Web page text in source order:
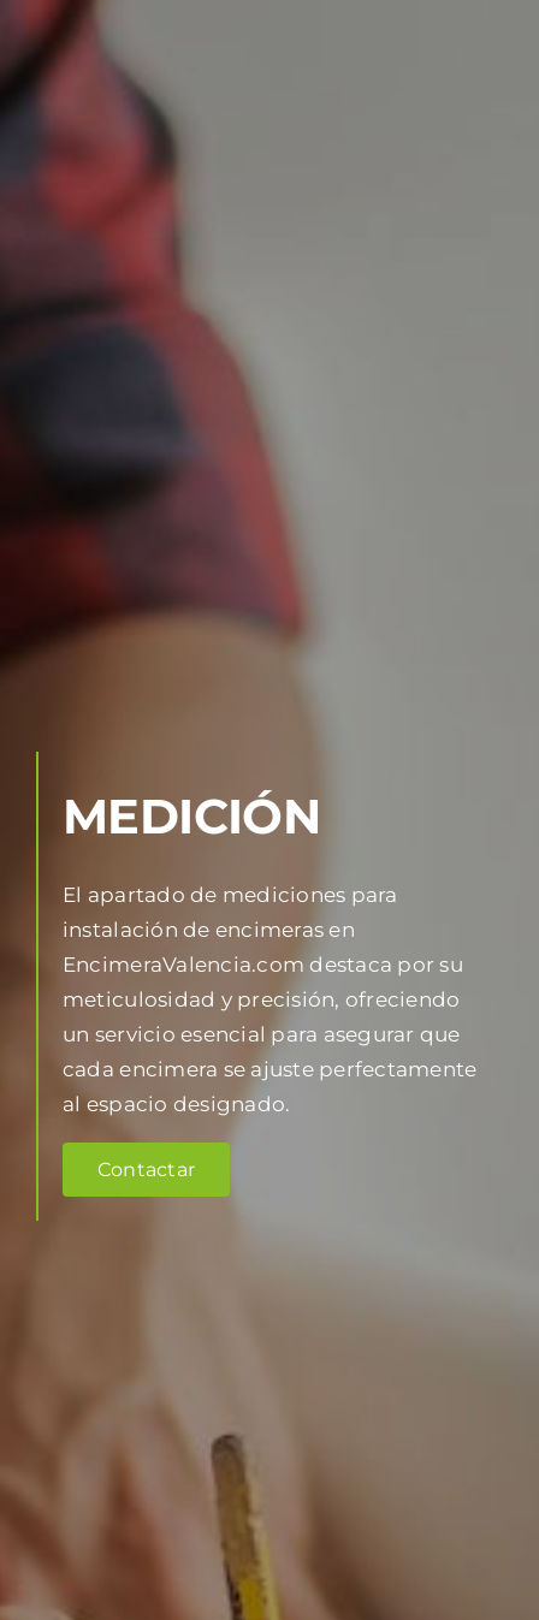
Blog
Contacto
MEDICIÓN
El apartado de mediciones para
instalación de encimeras en
EncimeraValencia.com destaca por su
meticulosidad y precisión, ofreciendo
un servicio esencial para asegurar que
cada encimera se ajuste perfectamente
al espacio designado.
Contactar